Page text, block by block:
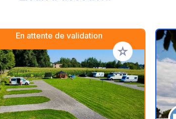
En attente de validation
Ajouter à vos